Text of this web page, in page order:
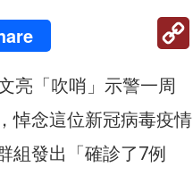
亮「吹哨」示警一周
悼念這位新冠病毒疫情
組發出「確診了7例